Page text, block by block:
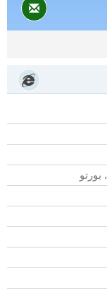
، بورتو